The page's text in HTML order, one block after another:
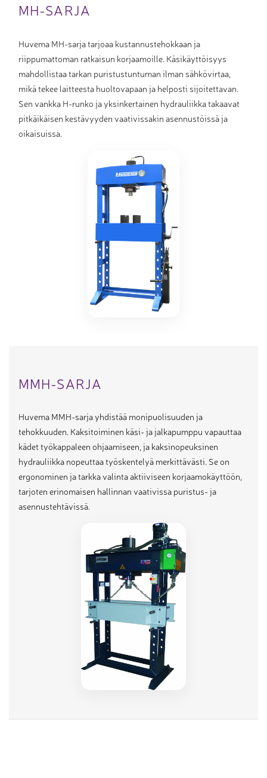
MH-SARJA
Huvema MH-sarja tarjoaa kustannustehokkaan ja
riippumattoman ratkaisun korjaamoille. Käsikäyttöisyys
mahdollistaa tarkan puristustuntuman ilman sähkövirtaa,
mikä tekee laitteesta huoltovapaan ja helposti sijoitettavan.
Sen vankka H-runko ja yksinkertainen hydrauliikka takaavat
pitkäikäisen kestävyyden vaativissakin asennustöissä ja
oikaisuissa.
MMH-SARJA
Huvema MMH-sarja yhdistää monipuolisuuden ja
tehokkuuden. Kaksitoiminen käsi- ja jalkapumppu vapauttaa
kädet työkappaleen ohjaamiseen, ja kaksinopeuksinen
hydrauliikka nopeuttaa työskentelyä merkittävästi. Se on
ergonominen ja tarkka valinta aktiiviseen korjaamokäyttöön,
tarjoten erinomaisen hallinnan vaativissa puristus- ja
asennustehtävissä.